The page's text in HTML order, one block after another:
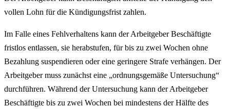
vollen Lohn für die Kündigungsfrist zahlen.
Im Falle eines Fehlverhaltens kann der Arbeitgeber Beschäftigte
fristlos entlassen, sie herabstufen, für bis zu zwei Wochen ohne
Bezahlung suspendieren oder eine geringere Strafe verhängen. Der
Arbeitgeber muss zunächst eine „ordnungsgemäße Untersuchung“
durchführen. Während der Untersuchung kann der Arbeitgeber
Beschäftigte bis zu zwei Wochen bei mindestens der Hälfte des